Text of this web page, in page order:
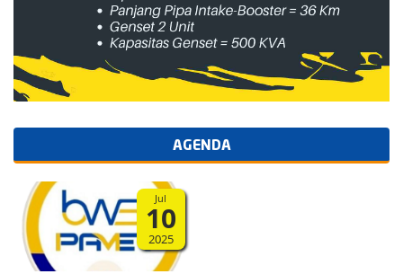
AGENDA
Jul
10
2025